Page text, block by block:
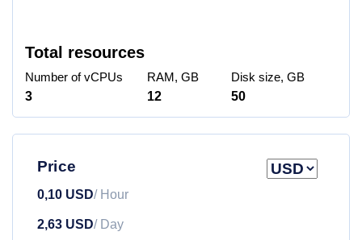
Total resources
Number of vCPUs
3
RAM, GB
12
Disk size, GB
50
Price
0,10 USD/ Hour
2,63 USD/ Day